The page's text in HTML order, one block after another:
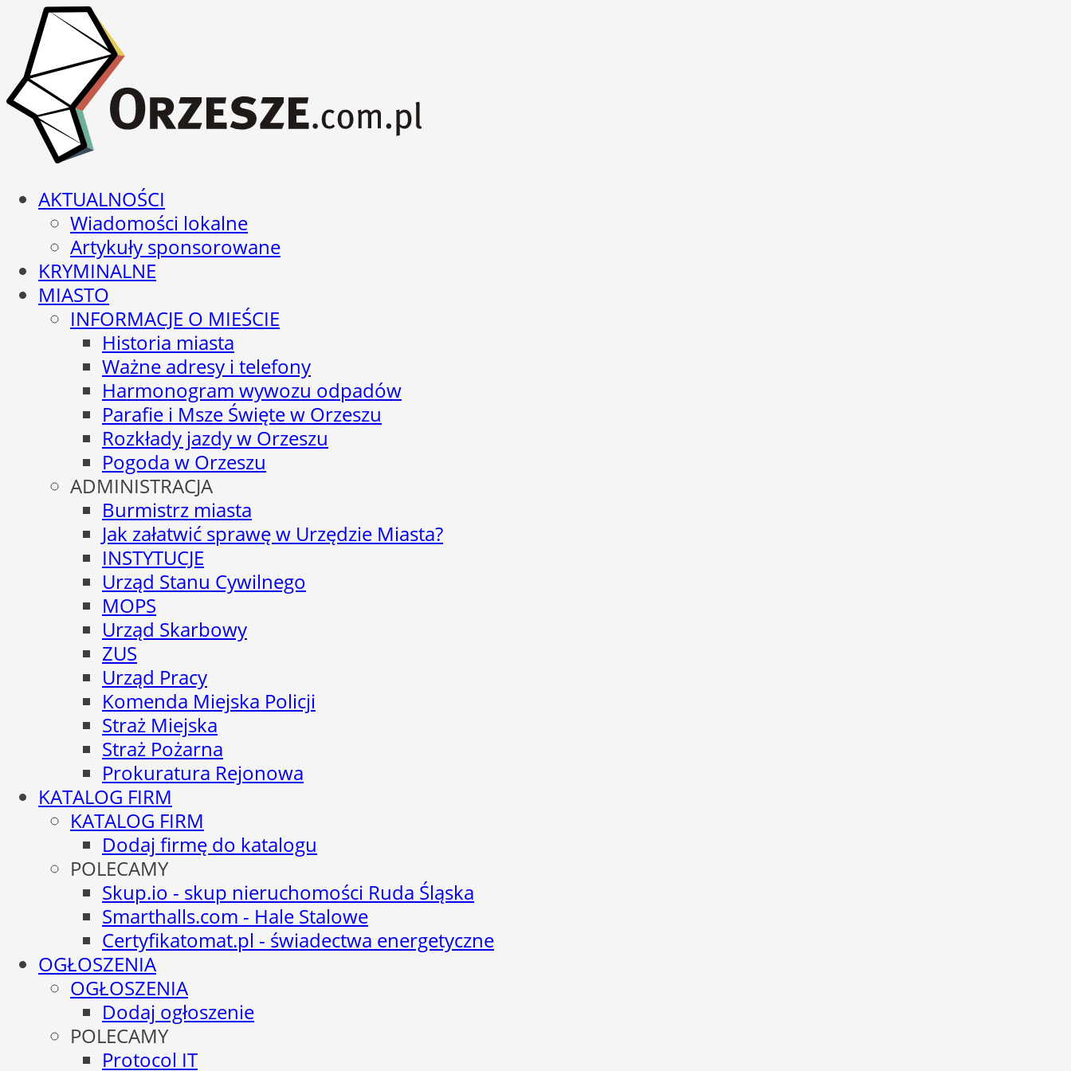
AKTUALNOŚCI
Wiadomości lokalne
Artykuły sponsorowane
KRYMINALNE
MIASTO
INFORMACJE O MIEŚCIE
Historia miasta
Ważne adresy i telefony
Harmonogram wywozu odpadów
Parafie i Msze Święte w Orzeszu
Rozkłady jazdy w Orzeszu
Pogoda w Orzeszu
ADMINISTRACJA
Burmistrz miasta
Jak załatwić sprawę w Urzędzie Miasta?
INSTYTUCJE
Urząd Stanu Cywilnego
MOPS
Urząd Skarbowy
ZUS
Urząd Pracy
Komenda Miejska Policji
Straż Miejska
Straż Pożarna
Prokuratura Rejonowa
KATALOG FIRM
KATALOG FIRM
Dodaj firmę do katalogu
POLECAMY
Skup.io - skup nieruchomości Ruda Śląska
Smarthalls.com - Hale Stalowe
Certyfikatomat.pl - świadectwa energetyczne
OGŁOSZENIA
OGŁOSZENIA
Dodaj ogłoszenie
POLECAMY
Protocol IT